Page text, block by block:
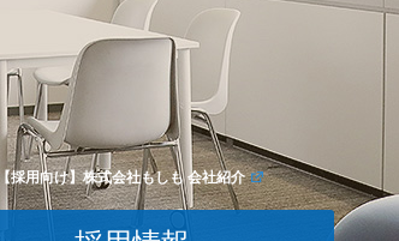
【採用向け】株式会社もしも 会社紹介